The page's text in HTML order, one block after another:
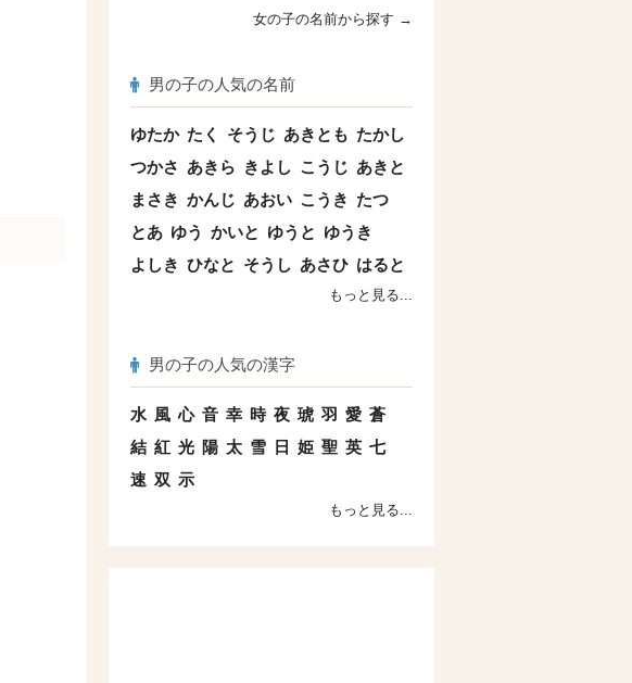
女の子の名前から探す →
男の子の人気の名前
ゆたか たく そうじ あきとも たかし
つかさ あきら きよし こうじ あきと
まさき かんじ あおい こうき たつ
とあ ゆう かいと ゆうと ゆうき
よしき ひなと そうし あさひ はると
もっと見る...
男の子の人気の漢字
水 風 心 音 幸 時 夜 琥 羽 愛 蒼
結 紅 光 陽 太 雪 日 姫 聖 英 七
速 双 示
もっと見る...